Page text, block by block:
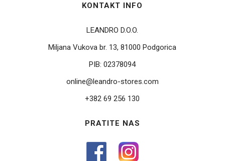
KONTAKT INFO
LEANDRO D.O.O.
Miljana Vukova br. 13, 81000 Podgorica
PIB:02378094
online@leandro-stores.com
+382 69 256 130
PRATITE NAS